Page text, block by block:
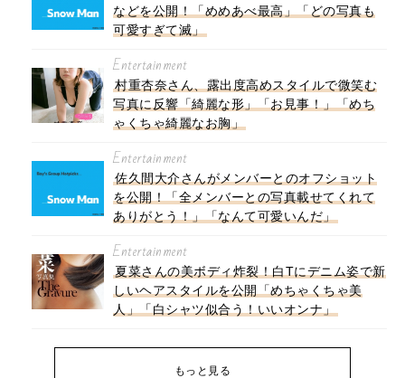
などを公開！「めめあべ最高」「どの写真も
可愛すぎて滅」
Entertainment
村重杏奈さん、露出度高めスタイルで微笑む
写真に反響「綺麗な形」「お見事！」「めち
ゃくちゃ綺麗なお胸」
Entertainment
佐久間大介さんがメンバーとのオフショット
を公開！「全メンバーとの写真載せてくれて
ありがとう！」「なんて可愛いんだ」
Entertainment
夏菜さんの美ボディ炸裂！白Tにデニム姿で新
しいヘアスタイルを公開「めちゃくちゃ美
人」「白シャツ似合う！いいオンナ」
もっと見る